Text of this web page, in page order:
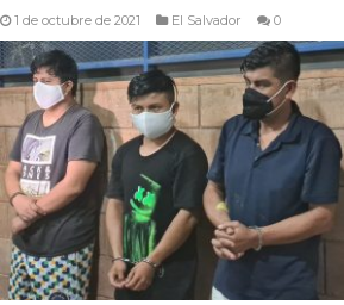
1 de octubre de 2021 El Salvador 0